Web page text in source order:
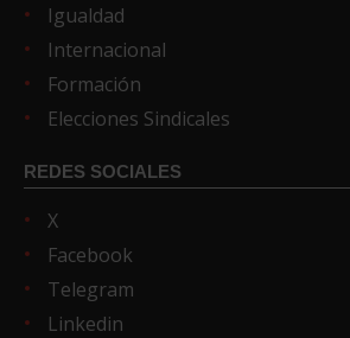
Igualdad
Internacional
Formación
Elecciones Sindicales
REDES SOCIALES
X
Facebook
Telegram
Linkedin